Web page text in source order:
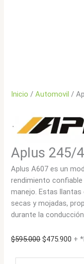
Inicio /Automovil /
Aplus 245/
Aplus A607 es un
rendimiento confiable
manejo. Estas
secas y mojadas,
durante la
$595.000El
$475.900 El
+